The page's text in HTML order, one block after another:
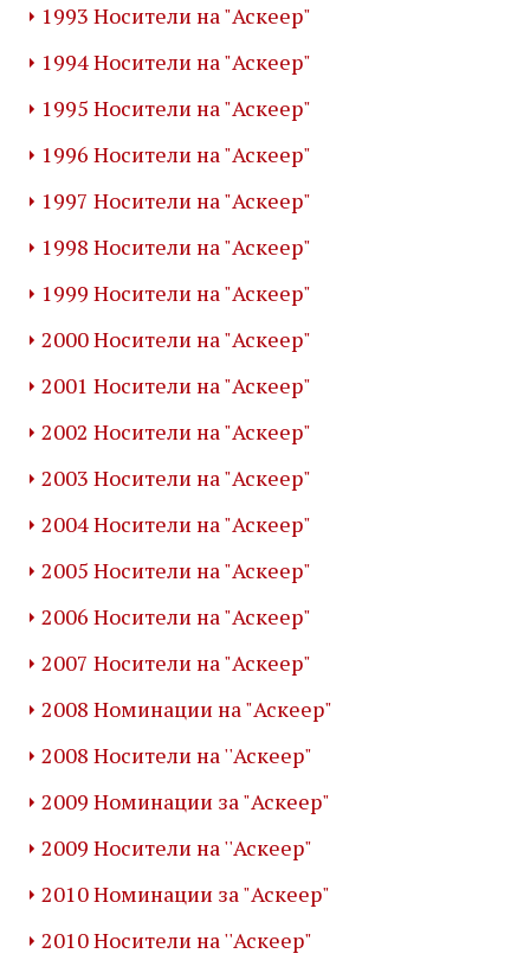
1993 Носители на "Аскеер"
1994 Носители на "Аскеер"
1995 Носители на "Аскеер"
1996 Носители на "Аскеер"
1997 Носители на "Аскеер"
1998 Носители на "Аскеер"
1999 Носители на "Аскеер"
2000 Носители на "Аскеер"
2001 Носители на "Аскеер"
2002 Носители на "Аскеер"
2003 Носители на "Аскеер"
2004 Носители на "Аскеер"
2005 Носители на "Аскеер"
2006 Носители на "Аскеер"
2007 Носители на "Аскеер"
2008 Номинации на "Аскеер"
2008 Носители на ''Аскеер"
2009 Номинации за "Аскеер"
2009 Носители на ''Аскеер"
2010 Номинации за "Аскеер"
2010 Носители на ''Аскеер"